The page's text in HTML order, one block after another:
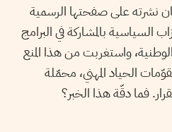
نشرته على صفحتها الرسمية
السياسية بالمشاركة في البرامج
واستغربت من هذا المنع
الحياد المهني، محمّلة
فما دقّة هذا الخبر؟